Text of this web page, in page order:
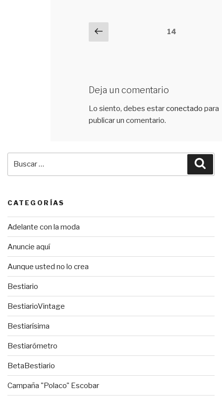
Navegación
de
Previous 14
Deja un comentario
Lo siento, debes estarconectado para
publicar un comentario.
CATEGORÍAS
Adelante con la moda
Anuncie aquí
Aunque usted no lo crea
Bestiario
BestiarioVintage
Bestiarísima
Bestiarómetro
BetaBestiario
Campaña "Polaco" Escobar